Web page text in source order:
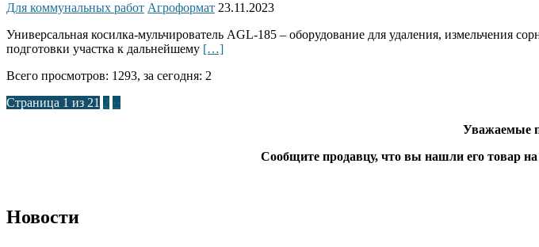
Для коммунальных работ Агроформат 23.11.2023
Универсальная косилка-мульчирователь AGL-185 – оборудование для удаления, измельчения
подготовки участка к дальнейшему […]
Всего просмотров: 1293, за сегодня: 2
Страница 1 из 21 2 ››
Уважаемые
Сообщите продавцу, что вы нашли его товар
Новости